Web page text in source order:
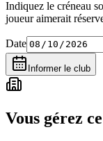
Indiquez le créneau
joueur aimerait
Date
Informer le club
Vous gérez